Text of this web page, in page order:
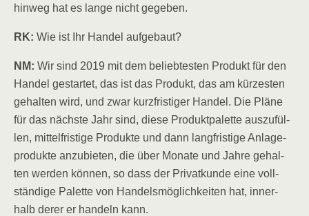
hin­weg hat es lan­ge nicht gegeben.
RK: Wie ist Ihr Han­del aufgebaut?
NM: Wir sind 2019 mit dem belieb­tes­ten Pro­dukt für den
Han­del gestar­tet, das ist das Pro­dukt, das am kür­zes­ten
gehal­ten wird, und zwar kurz­fris­ti­ger Han­del. Die Plä­ne
für das nächs­te Jahr sind, die­se Pro­dukt­pa­let­te aus­zu­fül­
len, mit­tel­fris­ti­ge Pro­duk­te und dann lang­fris­ti­ge Anla­ge­
pro­duk­te anzu­bie­ten, die über Mona­te und Jah­re gehal­
ten wer­den kön­nen, so dass der Pri­vat­kun­de eine voll­
stän­di­ge Palet­te von Han­dels­mög­lich­kei­ten hat, inner­
halb derer er han­deln kann.